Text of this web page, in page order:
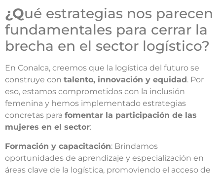
¿Qué estrategias nos parecen
fundamentales para cerrar la
brecha en el sector logístico?
En Conalca, creemos que la logística del futuro se
construye con talento, innovación y equidad . Por
eso, estamos comprometidos con la inclusión
femenina y hemos implementado estrategias
concretas para fomentar la participación de las
mujeres en el sector:
Formación y capacitación: Brindamos
oportunidades de aprendizaje y especialización en
áreas clave de la logística, promoviendo el acceso de